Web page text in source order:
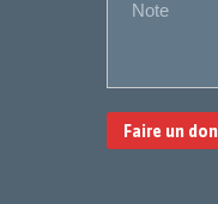
Faire un don